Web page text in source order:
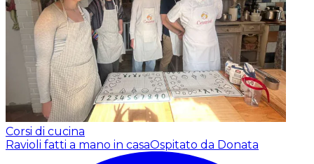
Corsi di cucina
Ravioli fatti a mano in casaOspitato da Donata